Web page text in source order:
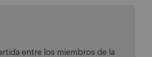
entre los miembros de la